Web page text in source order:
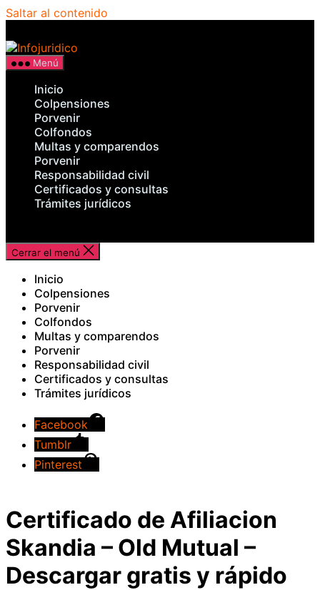
Saltar al contenido
Menú
Inicio
Colpensiones
Porvenir
Colfondos
Multas y comparendos
Porvenir
Responsabilidad civil
Certificados y consultas
Trámites jurídicos
Cerrar el menú
Inicio
Colpensiones
Porvenir
Colfondos
Multas y comparendos
Porvenir
Responsabilidad civil
Certificados y consultas
Trámites jurídicos
Facebook
Tumblr
Pinterest
Certificado de Afiliacion
Skandia – Old Mutual –
Descargar gratis y rápido